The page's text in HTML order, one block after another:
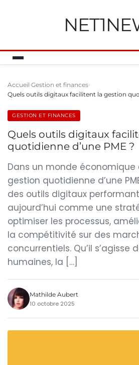
Accueil Gestion et finances
Quels outils digitaux facilitent la gestion
GESTION ET FINANCES
Quels outils digitaux
quotidienne d’une PME ?
Dans un monde
gestion quotidienne d’une
des outils digitaux
aujourd’hui comme une
optimiser les processus,
la compétitivité sur des
concurrentiels. Qu’il s’agisse
humaines, la […]
Mathilde Aubert
10 octobre 2025